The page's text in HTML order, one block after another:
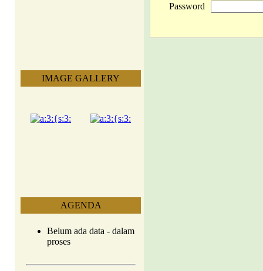
IMAGE GALLERY
AGENDA
Belum ada data - dalam
proses
Password